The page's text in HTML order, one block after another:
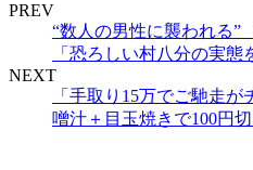
PREV
“数人の男性に襲われる”
「恐ろしい村八分の実態
NEXT
「手取り15万でご馳走
噌汁＋目玉焼きで100円